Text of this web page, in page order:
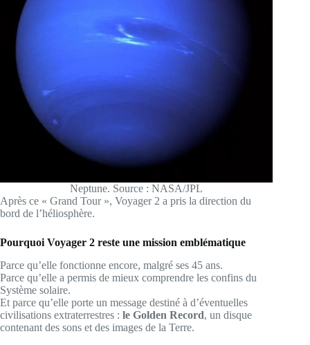
Neptune. Source : NASA/JPL
Après ce « Grand Tour », Voyager 2 a pris la direction du
bord de l’héliosphère.
Pourquoi Voyager 2 reste une mission emblématique
Parce qu’elle fonctionne encore, malgré ses 45 ans.
Parce qu’elle a permis de mieux comprendre les confins du
Système solaire.
Et parce qu’elle porte un message destiné à d’éventuelles
civilisations extraterrestres : le Golden Record, un disque
contenant des sons et des images de la Terre.